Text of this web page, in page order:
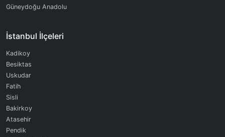
Güneydoğu Anadolu
İstanbul İlçeleri
Kadikoy
Besiktas
Uskudar
Fatih
Sisli
Bakirkoy
Atasehir
Pendik